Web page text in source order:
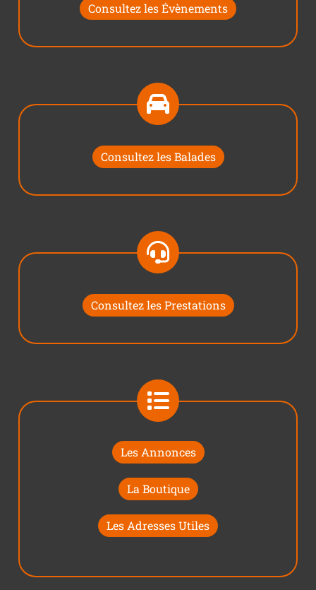
Consultez les Évènements
Consultez les Balades
Consultez les Prestations
Les Annonces
La Boutique
Les Adresses Utiles